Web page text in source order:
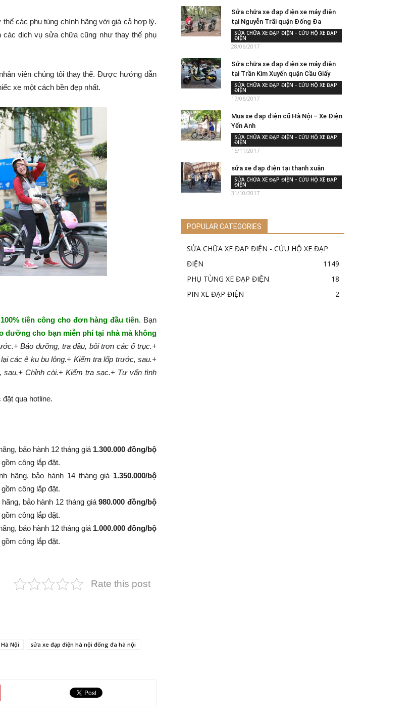
các phụ tùng chính hãng với giá cả hợp lý.
dịch vụ sửa chữa cũng như thay thế phụ
viên chúng tôi thay thế. Được hướng dẫn
xe một cách bền đẹp nhất.
tiền công cho đơn hàng đầu tiên. Bạn
dưỡng cho bạn miễn phí tại nhà mà không
+ Bảo dưỡng, tra dầu, bôi trơn các ổ trục.+
các ê ku bu lông.+ Kiểm tra lốp trước, sau.+
sau.+ Chỉnh còi.+ Kiểm tra sạc.+ Tư vấn tình
qua hotline.
bảo hành 12 tháng giá 1.300.000 đồng/bộ
công lắp đặt.
hãng, bảo hành 14 tháng giá 1.350.000/bộ
công lắp đặt.
bảo hành 12 tháng giá980.000 đồng/bộ
công lắp đặt.
bảo hành 12 tháng giá 1.000.000 đồng/bộ
công lắp đặt.
Rate this post
Nội
sửa xe đạp điện hà nội đống đa hà nội
Sửa chữa xe đạp điện xe máy điện
tại Nguyễn Trãi quận Đống Đa
SỬA CHỮA XE ĐẠP ĐIỆN - CỨU HỘ XE ĐẠP
ĐIỆN
28/06/2017
Sửa chữa xe đạp điện xe máy điện
tại Trần Kim Xuyến quận Cầu Giấy
SỬA CHỮA XE ĐẠP ĐIỆN - CỨU HỘ XE ĐẠP
ĐIỆN
17/06/2017
Mua xe đạp điện cũ Hà Nội – Xe Điện
Yến Anh
SỬA CHỮA XE ĐẠP ĐIỆN - CỨU HỘ XE ĐẠP
ĐIỆN
15/11/2017
sửa xe đạp điện tại thanh xuân
SỬA CHỮA XE ĐẠP ĐIỆN - CỨU HỘ XE ĐẠP
ĐIỆN
31/10/2017
POPULAR CATEGORIES
SỬA CHỮA XE ĐẠP ĐIỆN - CỨU HỘ XE ĐẠP
ĐIỆN
1149
PHỤ TÙNG XE ĐẠP ĐIỆN
18
PIN XE ĐẠP ĐIỆN
2